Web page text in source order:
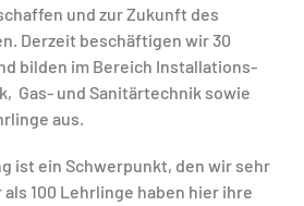
und zur Zukunft des
Derzeit beschäftigen wir 30
bilden im Bereich Installations-
Gas- und Sanitärtechnik sowie
aus.
ist ein Schwerpunkt, den wir sehr
100 Lehrlinge haben hier ihre